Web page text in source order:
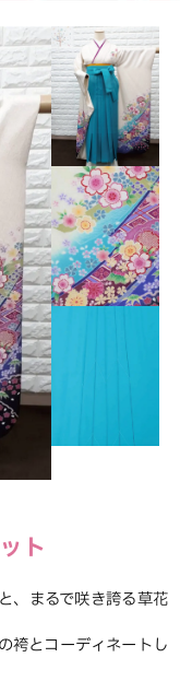
ト
、まるで咲き誇る草花
袴とコーディネートし